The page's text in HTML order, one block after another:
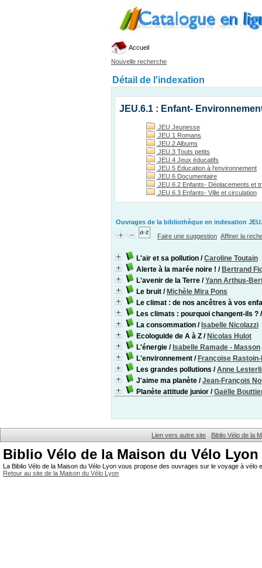
Accueil
Nouvelle recherche
Détail de l'indexation
JEU.6.1 : Enfant-
JEU Jeunesse
JEU.1 Romans
JEU.2 Albums
JEU.3 Touts petits
JEU.4 Jeux éducatifs
JEU.5 Education à l'environnement
JEU.6 Documentaire
JEU.6.2 Enfants- Déplacements et
JEU.6.3 Enfants- Ville et circulation
Ouvrages de la bibliothèque en indexation
Faire une suggestion Affiner la
L'air et sa pollution /Caroline Toutain
Alerte à la marée noire ! / Bertrand
L'avenir de la Terre /Yann Arthus-
Le bruit / Michèle Mira Pons
Le climat : de nos ancêtres à vos
Les climats : pourquoi changent-ils ?
La consommation / Isabelle Nicolazzi
Ecologuide de A à Z / Nicolas Hulot
L'énergie / Isabelle Ramade - Masson
L'environnement / Françoise
Les grandes pollutions /Anne
J'aime ma planète /Jean-François
Planète attitude junior /Gaëlle
Lien vers autre site Biblio Vélo de la
Biblio Vélo de la Maison du Vélo Lyon
La Biblio Vélo de la Maison du Vélo Lyon vous propose des ouvrages sur le voyage à
Retour au site de la Maison du Vélo Lyon